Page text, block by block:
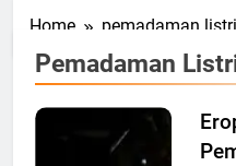
Home pemadaman
Pemadaman
Suasana
saat